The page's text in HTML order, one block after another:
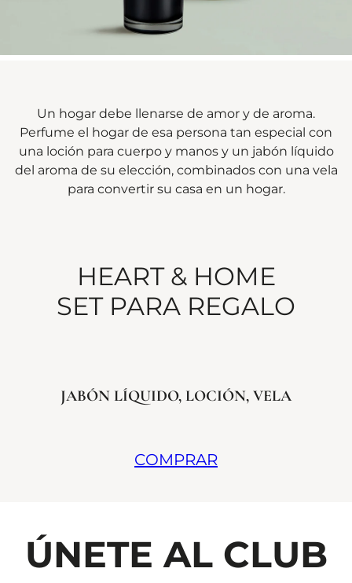
HEART & HOME
SET PARA REGALO
JABÓN LÍQUIDO, LOCIÓN, VELA
Un hogar debe llenarse de amor y de aroma.
Perfume el hogar de esa persona tan especial con
una loción para cuerpo y manos y un jabón líquido
del aroma de su elección, combinados con una vela
para convertir su casa en un hogar.
COMPRAR
ÚNETE AL CLUB